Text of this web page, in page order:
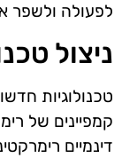
לפעולה ולשפר
ניצול
טכנולוגיות
קמפיינים של
דינמיים